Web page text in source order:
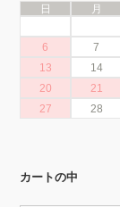
日
月
6
7
13
14
20
21
27
28
カートの中